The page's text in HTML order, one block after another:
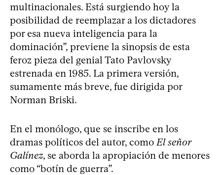
multinacionales. Está surgiendo hoy la
posibilidad de reemplazar a los dictadores
por esa nueva inteligencia para la
dominación”, previene la sinopsis de esta
feroz pieza del genial Tato Pavlovsky
estrenada en 1985. La primera versión,
sumamente más breve, fue dirigida por
Norman Briski.
En el monólogo, que se inscribe en los
dramas políticos del autor, como El señor
Galínez, se aborda la apropiación de menores
como “botín de guerra”.